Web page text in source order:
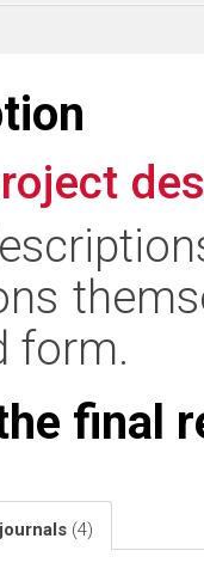
form.
final
(4)